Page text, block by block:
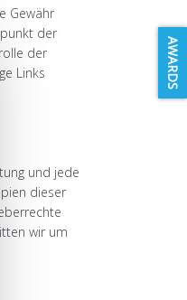
Gewähr
der
der
Links
und jede
dieser
wir um
AWARDS